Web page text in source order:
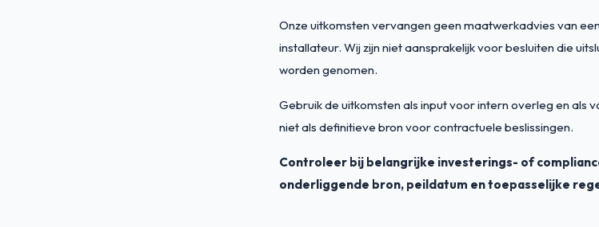
Onze uitkomsten vervangen geen maatwerkadvies van
installateur. Wij zijn niet aansprakelijk voor besluiten die
worden genomen.
Gebruik de uitkomsten als input voor intern overleg en
niet als definitieve bron voor contractuele beslissingen.
Controleer bij belangrijke investerings- of
onderliggende bron, peildatum en toepasselijke